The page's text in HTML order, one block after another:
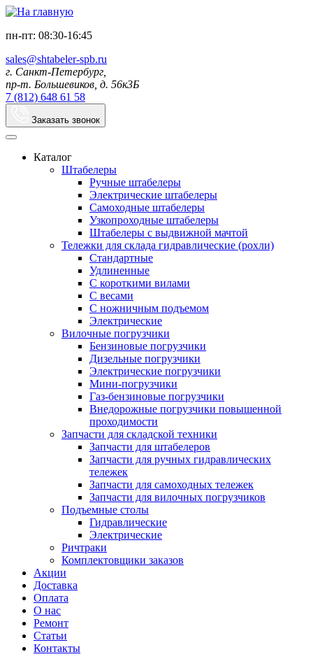
пн-пт: 08:30-16:45
sales@shtabeler-spb.ru
г. Санкт-Петербург,
пр-т. Большевиков, д. 56к3Б
7 (812) 648 61 58
Заказать звонок
Каталог
Штабелеры
Ручные штабелеры
Электрические штабелеры
Самоходные штабелеры
Узкопроходные штабелеры
Штабелеры с выдвижной мачтой
Тележки для склада гидравлические (рохли)
Стандартные
Удлиненные
С короткими вилами
С весами
С ножничным подъемом
Электрические
Вилочные погрузчики
Бензиновые погрузчики
Дизельные погрузчики
Электрические погрузчики
Мини-погрузчики
Газ-бензиновые погрузчики
Внедорожные погрузчики повышенной
проходимости
Запчасти для складской техники
Запчасти для штабелеров
Запчасти для ручных гидравлических
тележек
Запчасти для самоходных тележек
Запчасти для вилочных погрузчиков
Подъемные столы
Гидравлические
Электрические
Ричтраки
Комплектовщики заказов
Акции
Доставка
Оплата
О нас
Ремонт
Статьи
Контакты